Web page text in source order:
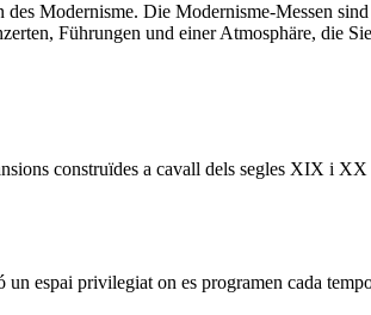
Modernisme. Die Modernisme-Messen
Führungen und einer Atmosphäre, die
construïdes a cavall dels segles XIX i
espai privilegiat on es programen cada